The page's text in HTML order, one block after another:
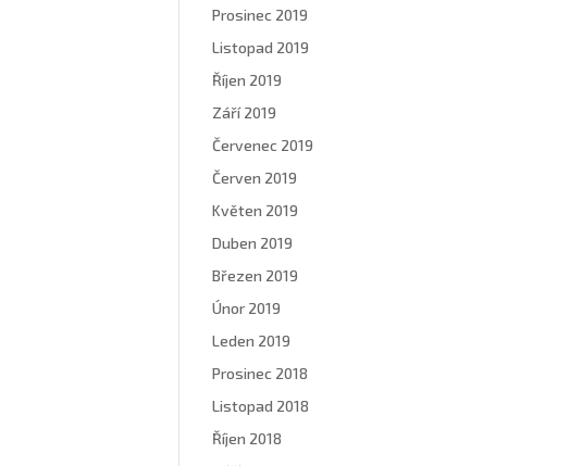
Prosinec 2019
Listopad 2019
Říjen 2019
Září 2019
Červenec 2019
Červen 2019
Květen 2019
Duben 2019
Březen 2019
Únor 2019
Leden 2019
Prosinec 2018
Listopad 2018
Říjen 2018